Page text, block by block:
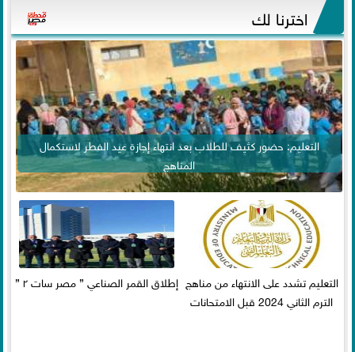
اخترنا لك
التعليم: حضور كثيف للطلاب بعد انتهاء إجازة عيد الفطر لاستكمال
المناهج
التعليم تشدد على الانتهاء من مناهج
الترم الثاني 2024 قبل الامتحانات
إطلاق القمر الصناعي ” مصر سات ٢ ”